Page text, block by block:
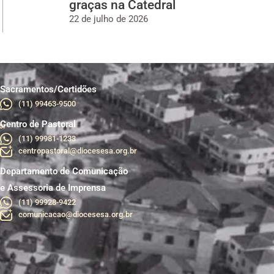
graças na Catedral
22 de julho de 2026
Sacramentos/Certidões
(11) 99463-9500
Centro de Pastoral
(11) 99981-1233
centropastoral@diocesesa.org.br
Departamento de Comunicação
e Assessoria de Imprensa
(11) 99928-9422
comunicacao@diocesesa.org.br